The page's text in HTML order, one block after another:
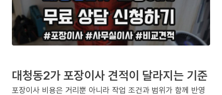
대청동2가 포장이사 견적이 달라지는 기준
포장이사 비용은 거리뿐 아니라 작업 조건과 범위가 함께 반영